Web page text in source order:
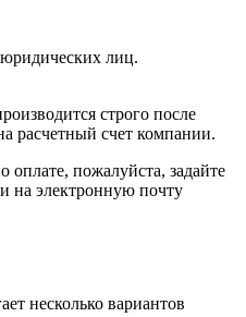
лиц.
строго после
расчетный счет компании.
оплате, пожалуйста, задайте
на электронную почту
несколько вариантов